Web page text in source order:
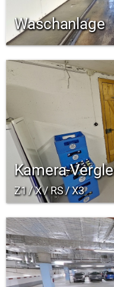
Waschanlage
Kamera-
Z1 / X / RS / X3